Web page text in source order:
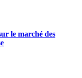
le marché des